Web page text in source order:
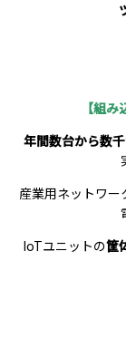
【組
年間数台から数
産業用ネットワー
IoTユニットの筐